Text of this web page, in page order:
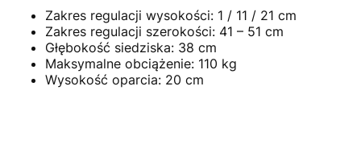
Zakres regulacji wysokości: 1 / 11 / 21 cm
Zakres regulacji szerokości: 41 – 51 cm
Głębokość siedziska: 38 cm
Maksymalne obciążenie: 110 kg
Wysokość oparcia: 20 cm